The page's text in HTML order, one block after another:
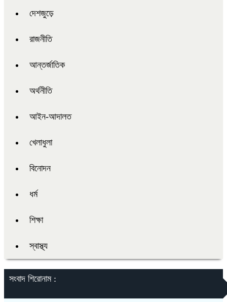
দেশজুড়ে
রাজনীতি
আন্তর্জাতিক
অর্থনীতি
আইন-আদালত
খেলাধুলা
বিনোদন
ধর্ম
শিক্ষা
স্বাস্থ্য
সংবাদ শিরোনাম :